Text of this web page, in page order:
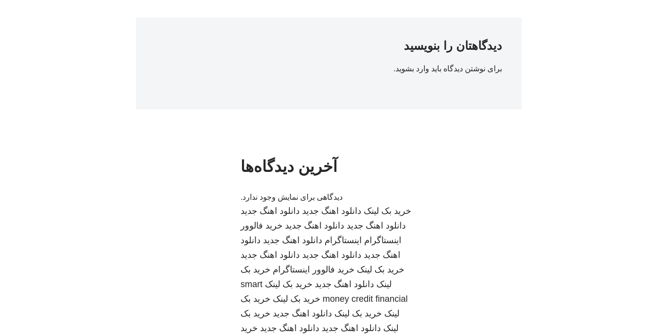
دیدگاهتان را بنویسید
برای نوشتن دیدگاه باید وارد بشوید.
آخرین دیدگاه‌ها
دیدگاهی برای نمایش وجود ندارد.
خرید بک لینک دانلود اهنگ جدید دانلود اهنگ جدید
دانلود اهنگ جدید دانلود اهنگ جدید خرید فالوور
اینستاگرام اینستاگرام دانلود اهنگ جدید دانلود
اهنگ جدید دانلود اهنگ جدید دانلود اهنگ جدید
خرید بک لینک خرید فالوور اینستاگرام خرید بک
لینک دانلود اهنگ جدید خرید بک لینک smart
money credit financial خرید بک لینک خرید بک
لینک خرید بک لینک دانلود اهنگ جدید خرید بک
لینک دانلود اهنگ جدید دانلود اهنگ جدید خرید